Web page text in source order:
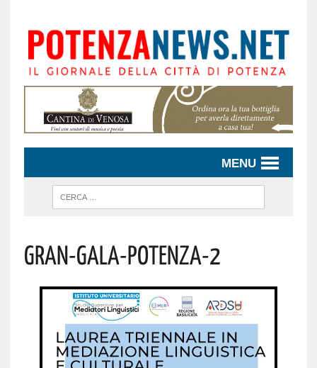
MENU
Gran-Gala-Potenza-2